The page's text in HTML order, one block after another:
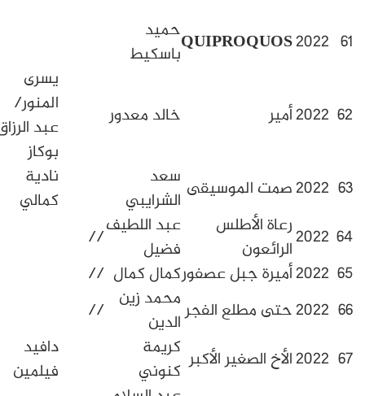
حميد
باسكيط
عبد الرزاق
الموسيقى سعد
الشرايبي
كمالي
الأطلس
عبد اللطيف
فضيل
//
جبل عصفور كمال كمال //
مطلع الفجر
محمد زين
الدين
//
الصغير الأكبر
كريمة
كنوني